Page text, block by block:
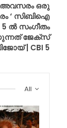
ഒരു
‘ സിബിഐ
5 ൽ സംഗീതം
ജേക്സ്
| CBI 5
All